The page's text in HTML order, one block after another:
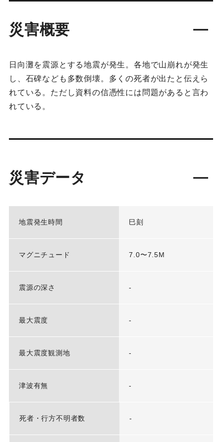
災害概要
日向灘を震源とする地震が発生。各地で山崩れが発生
し、石碑なども多数倒壊。多くの死者が出たと伝えら
れている。ただし資料の信憑性には問題があると言わ
れている。
災害データ
地震発生時間 巳刻
マグニチュード 7.0〜7.5M
震源の深さ -
最大震度 -
最大震度観測地 -
津波有無 -
死者・行方不明者数 -